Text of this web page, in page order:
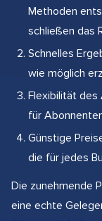
Methoden
schließen das
Schnelles
wie möglich
Flexibilität
für
Günstige
die für jedes
Die zunehmende
eine echte